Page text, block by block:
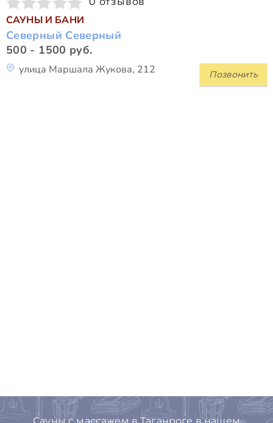
САУНЫ И БАНИ
Северный Северный
500 - 1500 руб.
Позвонить
улица Маршала Жукова, 212